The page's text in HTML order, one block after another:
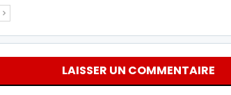
LAISSER UN COMMENTAIRE